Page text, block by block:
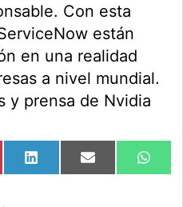
Con esta
están
en una realidad
a nivel mundial.
y prensa de Nvidia
Compartir
en
LinkedInCompartir
en
Email
en